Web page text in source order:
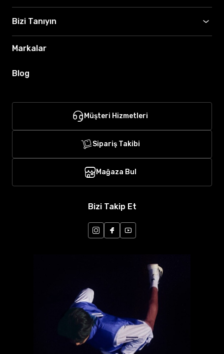
Bizi Tanıyın
Markalar
Blog
Müşteri Hizmetleri
Sipariş Takibi
Mağaza Bul
Bizi Takip Et